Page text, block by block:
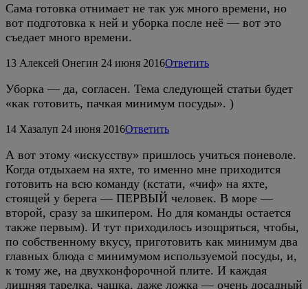
Сама готовка отнимает не так уж много времени, но
вот подготовка к ней и уборка после неё — вот это
съедает много времени.
13 Алексей Онегин 24 июня 2016Ответить
Уборка — да, согласен. Тема следующей статьи будет
«как готовить, пачкая минимум посуды». )
14 Хазалуп 24 июня 2016Ответить
А вот этому «искусству» пришлось учиться поневоле.
Когда отдыхаем на яхте, то именно мне приходится
готовить на всю команду (кстати, «чиф» на яхте,
стоящей у берега — ПЕРВЫЙ человек. В море —
второй, сразу за шкипером. Но для команды остается
также первым). И тут приходилось изощряться, чтобы,
по собственному вкусу, приготовить как минимум два
главных блюда с минимумом используемой посуды, и,
к тому же, на двухконфорочной плите. И каждая
лишняя тарелка, чашка, даже ложка — очень досадный